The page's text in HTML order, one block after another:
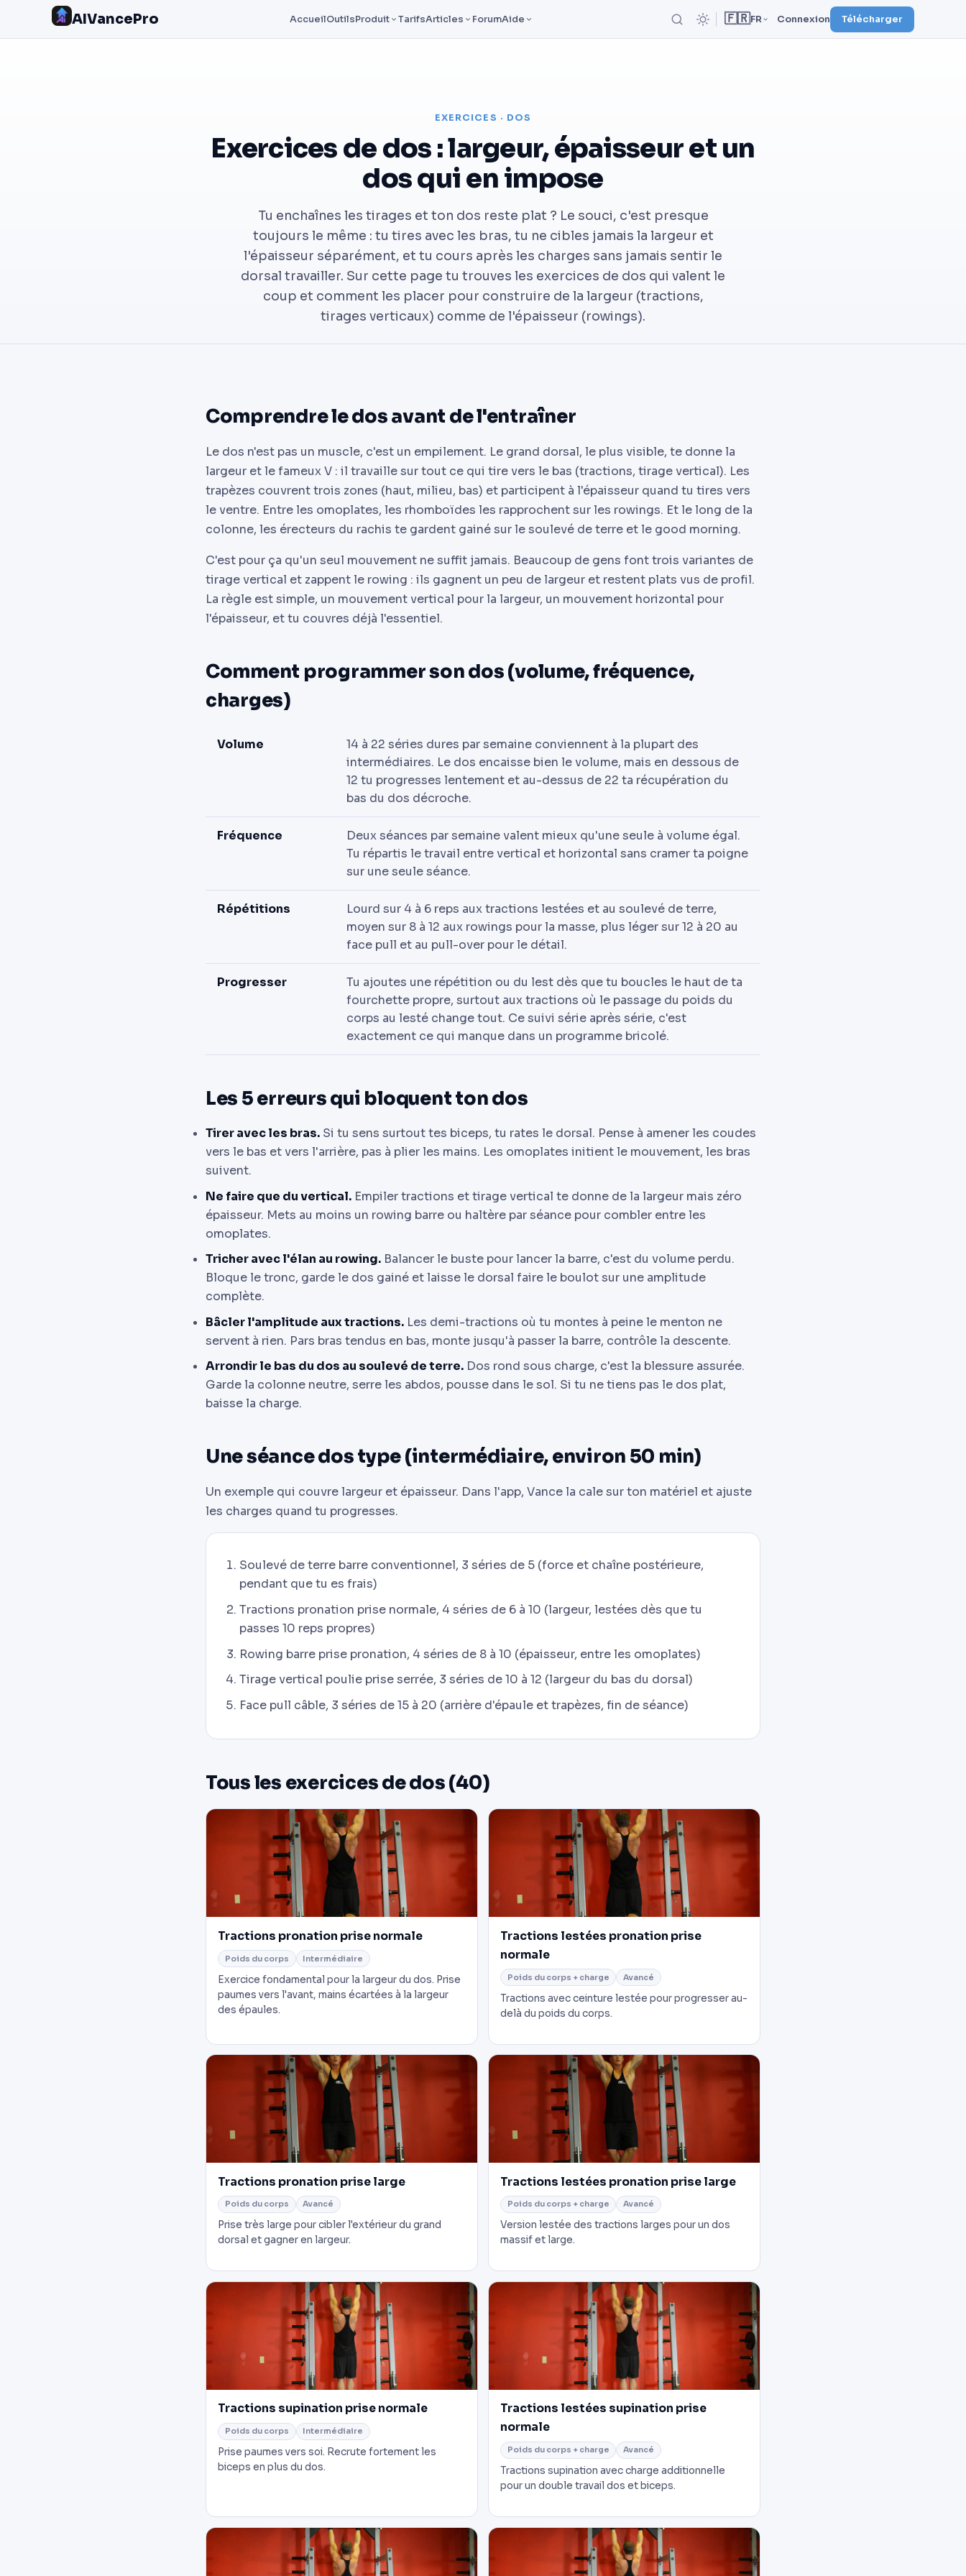
AIVancePro AccueilOutilsProduit TarifsArticles ForumAide 🇫🇷FR Connexion Télécharger
EXERCICES · DOS
Exercices de dos : largeur, épaisseur et un
dos qui en impose
Tu enchaînes les tirages et ton dos reste plat ? Le souci, c'est presque
toujours le même : tu tires avec les bras, tu ne cibles jamais la largeur et
l'épaisseur séparément, et tu cours après les charges sans jamais sentir le
dorsal travailler. Sur cette page tu trouves les exercices de dos qui valent le
coup et comment les placer pour construire de la largeur (tractions,
tirages verticaux) comme de l'épaisseur (rowings).
Comprendre le dos avant de l'entraîner
Le dos n'est pas un muscle, c'est un empilement. Le grand dorsal, le plus visible, te donne la
largeur et le fameux V : il travaille sur tout ce qui tire vers le bas (tractions, tirage vertical). Les
trapèzes couvrent trois zones (haut, milieu, bas) et participent à l'épaisseur quand tu tires vers
le ventre. Entre les omoplates, les rhomboïdes les rapprochent sur les rowings. Et le long de la
colonne, les érecteurs du rachis te gardent gainé sur le soulevé de terre et le good morning.
C'est pour ça qu'un seul mouvement ne suffit jamais. Beaucoup de gens font trois variantes de
tirage vertical et zappent le rowing : ils gagnent un peu de largeur et restent plats vus de profil.
La règle est simple, un mouvement vertical pour la largeur, un mouvement horizontal pour
l'épaisseur, et tu couvres déjà l'essentiel.
Comment programmer son dos (volume, fréquence,
charges)
Volume
14 à 22 séries dures par semaine conviennent à la plupart des
intermédiaires. Le dos encaisse bien le volume, mais en dessous de
12 tu progresses lentement et au-dessus de 22 ta récupération du
bas du dos décroche.
Fréquence
Deux séances par semaine valent mieux qu'une seule à volume égal.
Tu répartis le travail entre vertical et horizontal sans cramer ta poigne
sur une seule séance.
Répétitions
Lourd sur 4 à 6 reps aux tractions lestées et au soulevé de terre,
moyen sur 8 à 12 aux rowings pour la masse, plus léger sur 12 à 20 au
face pull et au pull-over pour le détail.
Progresser
Tu ajoutes une répétition ou du lest dès que tu boucles le haut de ta
fourchette propre, surtout aux tractions où le passage du poids du
corps au lesté change tout. Ce suivi série après série, c'est
exactement ce qui manque dans un programme bricolé.
Les 5 erreurs qui bloquent ton dos
Tirer avec les bras. Si tu sens surtout tes biceps, tu rates le dorsal. Pense à amener les coudes
vers le bas et vers l'arrière, pas à plier les mains. Les omoplates initient le mouvement, les bras
suivent.
Ne faire que du vertical. Empiler tractions et tirage vertical te donne de la largeur mais zéro
épaisseur. Mets au moins un rowing barre ou haltère par séance pour combler entre les
omoplates.
Tricher avec l'élan au rowing. Balancer le buste pour lancer la barre, c'est du volume perdu.
Bloque le tronc, garde le dos gainé et laisse le dorsal faire le boulot sur une amplitude
complète.
Bâcler l'amplitude aux tractions. Les demi-tractions où tu montes à peine le menton ne
servent à rien. Pars bras tendus en bas, monte jusqu'à passer la barre, contrôle la descente.
Arrondir le bas du dos au soulevé de terre. Dos rond sous charge, c'est la blessure assurée.
Garde la colonne neutre, serre les abdos, pousse dans le sol. Si tu ne tiens pas le dos plat,
baisse la charge.
Une séance dos type (intermédiaire, environ 50 min)
Un exemple qui couvre largeur et épaisseur. Dans l'app, Vance la cale sur ton matériel et ajuste
les charges quand tu progresses.
Soulevé de terre barre conventionnel, 3 séries de 5 (force et chaîne postérieure,
pendant que tu es frais)
Tractions pronation prise normale, 4 séries de 6 à 10 (largeur, lestées dès que tu
passes 10 reps propres)
Rowing barre prise pronation, 4 séries de 8 à 10 (épaisseur, entre les omoplates)
Tirage vertical poulie prise serrée, 3 séries de 10 à 12 (largeur du bas du dorsal)
Face pull câble, 3 séries de 15 à 20 (arrière d'épaule et trapèzes, fin de séance)
Tous les exercices de dos (40)
Tractions pronation prise normale
Poids du corps Intermédiaire
Exercice fondamental pour la largeur du dos. Prise
paumes vers l'avant, mains écartées à la largeur
des épaules.
Tractions lestées pronation prise
normale
Poids du corps + charge Avancé
Tractions avec ceinture lestée pour progresser au-
delà du poids du corps.
Tractions pronation prise large
Poids du corps Avancé
Prise très large pour cibler l'extérieur du grand
dorsal et gagner en largeur.
Tractions lestées pronation prise large
Poids du corps + charge Avancé
Version lestée des tractions larges pour un dos
massif et large.
Tractions supination prise normale
Poids du corps Intermédiaire
Prise paumes vers soi. Recrute fortement les
biceps en plus du dos.
Tractions lestées supination prise
normale
Poids du corps + charge Avancé
Tractions supination avec charge additionnelle
pour un double travail dos et biceps.